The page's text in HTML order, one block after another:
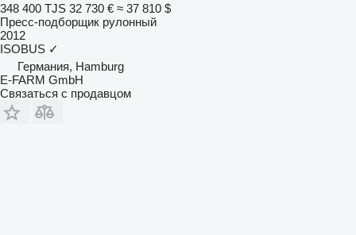
348 400 TJS 32 730 € ≈ 37 810 $
Пресс-подборщик рулонный
2012
ISOBUS ✓
Германия, Hamburg
E-FARM GmbH
Связаться с продавцом